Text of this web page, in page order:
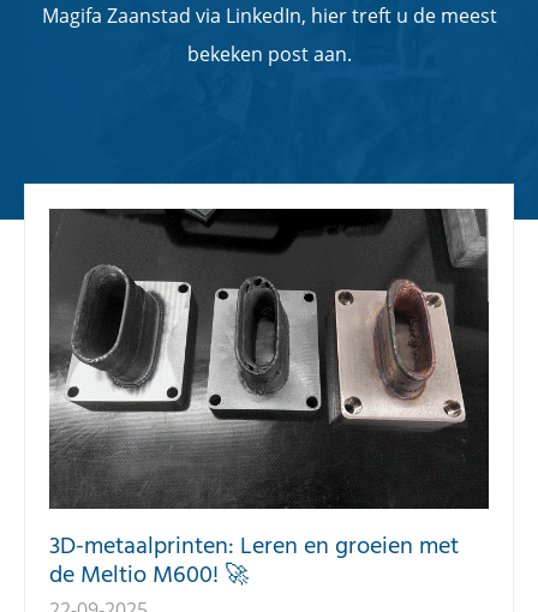
Magifa Zaanstad via LinkedIn, hier treft u de meest
bekeken post aan.
3D-metaalprinten: Leren en groeien met
de Meltio M600! 🚀